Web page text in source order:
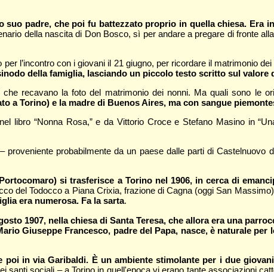
padre, che poi fu battezzato proprio in quella chiesa. Era
della nascita di Don Bosco, sì per andare a pregare di fronte
l’incontro con i giovani il 21 giugno, per ricordare il matrimonio
della famiglia, lasciando un piccolo testo scritto sul valore
recavano la foto del matrimonio dei nonni. Ma quali sono le
a Torino) e la madre di Buenos Aires, ma con sangue
libro “Nonna Rosa,” e da Vittorio Croce e Stefano Masino in
probabilmente da un paese dalle parti di Castelnuovo
si trasferisce a Torino nel 1906, in cerca di
del Todocco a Piana Crixia, frazione di Cagna (oggi San
era numerosa. Fa la sarta.
1907, nella chiesa di Santa Teresa, che allora era una
Giuseppe Francesco, padre del Papa, nasce, è naturale per
in via Garibaldi. È un ambiente stimolante per i due
santi sociali – a Torino in quell'epoca vi erano tante associazioni